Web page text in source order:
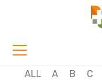
ALL A B C